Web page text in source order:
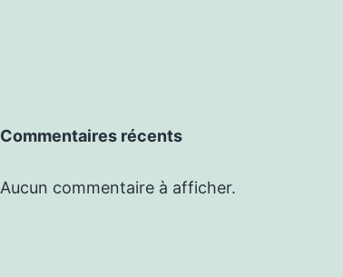
Commentaires récents
Aucun commentaire à afficher.